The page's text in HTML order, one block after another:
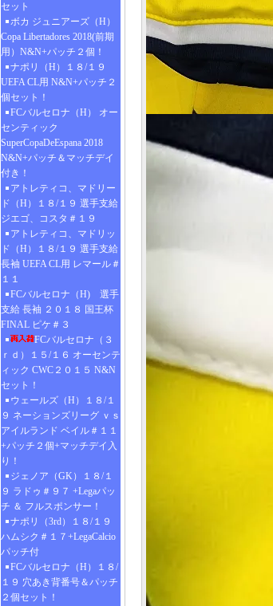
セット
ボカ ジュニアーズ（H）
Copa Libertadores 2018(前期
用）N&N+パッチ２個！
ナポリ（H）１８/１９
UEFA CL用 N&N+パッチ２
個セット！
FCバルセロナ（H） オー
センティック
SuperCopaDeEspana 2018
N&N+パッチ＆マッチデイ
付き！
アトレティコ、マドリー
ド（H）１８/１９ 選手支給
ジエゴ、コスタ＃１９
アトレティコ、マドリッ
ド（H）１８/１９ 選手支給
長袖 UEFA CL用 レマール＃
１１
FCバルセロナ（H) 選手
支給 長袖 ２０１８ 国王杯
FINAL ピケ＃３
FCバルセロナ（３
ｒｄ）１５/１６ オーセンテ
ィック CWC２０１５ N&N
セット！
ウェールズ（H）１８/１
９ ネーションズリーグ ｖｓ
アイルランド ベイル＃１１
+パッチ２個+マッチデイ入
り！
ジェノア（GK）１８/１
９ ラドゥ＃９７ +Legaパッ
チ ＆ フルスポンサー！
ナポリ（3rd）１８/１９
ハムシク＃１７+LegaCalcio
パッチ付
FCバルセロナ（H）１８/
１９ 穴あき背番号＆パッチ
２個セット！